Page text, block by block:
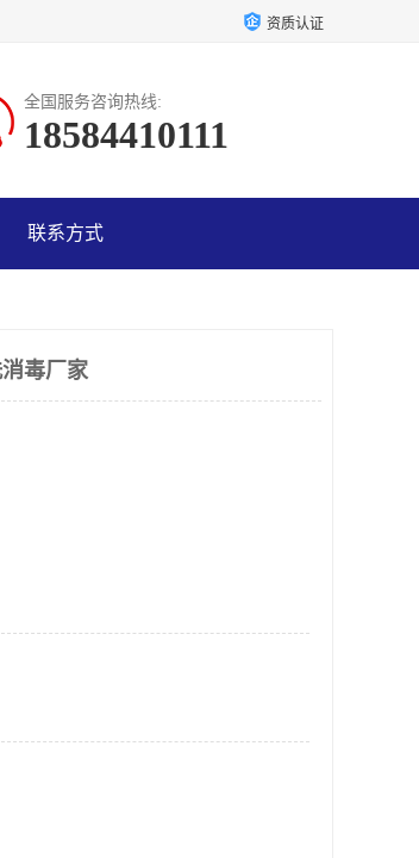
资质认证
全国服务咨询热线:
18584410111
联系方式
毒厂家